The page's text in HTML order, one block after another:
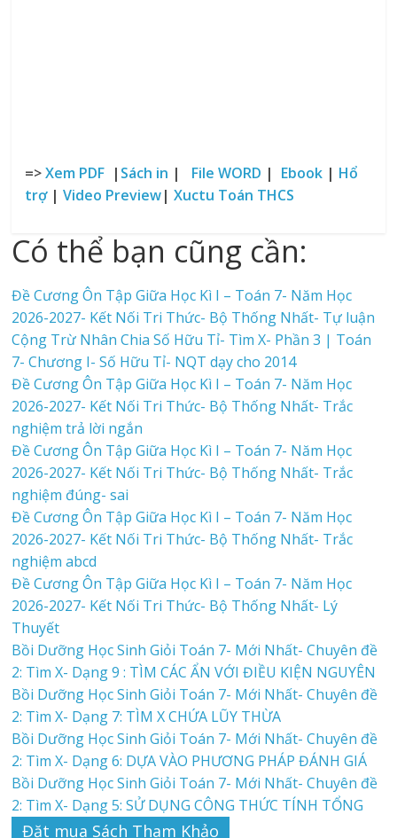
=>Xem PDF | Sách in | File WORD | Ebook | Hổ
trợ|Video Preview|Xuctu Toán THCS
Có thể bạn cũng cần:
Đề Cương Ôn Tập Giữa Học Kì I – Toán 7- Năm Học
2026-2027- Kết Nối Tri Thức- Bộ Thống Nhất- Tự luận
Cộng Trừ Nhân Chia Số Hữu Tỉ- Tìm X- Phần 3 | Toán
7- Chương I- Số Hữu Tỉ- NQT dạy cho 2014
Đề Cương Ôn Tập Giữa Học Kì I – Toán 7- Năm Học
2026-2027- Kết Nối Tri Thức- Bộ Thống Nhất- Trắc
nghiệm trả lời ngắn
Đề Cương Ôn Tập Giữa Học Kì I – Toán 7- Năm Học
2026-2027- Kết Nối Tri Thức- Bộ Thống Nhất- Trắc
nghiệm đúng- sai
Đề Cương Ôn Tập Giữa Học Kì I – Toán 7- Năm Học
2026-2027- Kết Nối Tri Thức- Bộ Thống Nhất- Trắc
nghiệm abcd
Đề Cương Ôn Tập Giữa Học Kì I – Toán 7- Năm Học
2026-2027- Kết Nối Tri Thức- Bộ Thống Nhất- Lý
Thuyết
Bồi Dưỡng Học Sinh Giỏi Toán 7- Mới Nhất- Chuyên đề
2: Tìm X- Dạng 9 : TÌM CÁC ẨN VỚI ĐIỀU KIỆN NGUYÊN
Bồi Dưỡng Học Sinh Giỏi Toán 7- Mới Nhất- Chuyên đề
2: Tìm X- Dạng 7: TÌM X CHỨA LŨY THỪA
Bồi Dưỡng Học Sinh Giỏi Toán 7- Mới Nhất- Chuyên đề
2: Tìm X- Dạng 6: DỰA VÀO PHƯƠNG PHÁP ĐÁNH GIÁ
Bồi Dưỡng Học Sinh Giỏi Toán 7- Mới Nhất- Chuyên đề
2: Tìm X- Dạng 5: SỬ DỤNG CÔNG THỨC TÍNH TỔNG
Đặt mua Sách Tham Khảo